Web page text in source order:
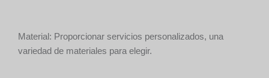
Material: Proporcionar servicios personalizados, una
variedad de materiales para elegir.